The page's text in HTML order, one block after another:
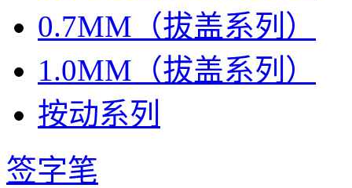
0.7MM（拔盖系列）
1.0MM（拔盖系列）
按动系列
签字笔